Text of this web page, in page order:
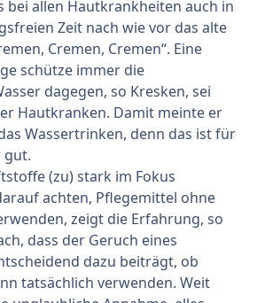
bei allen Hautkrankheiten auch in
Zeit nach wie vor das alte
Cremen, Cremen“. Eine
schütze immer die
dagegen, so Kresken, sei
Hautkranken. Damit meinte er
Wassertrinken, denn das ist für
gut.
(zu) stark im Fokus
achten, Pflegemittel ohne
zeigt die Erfahrung, so
dass der Geruch eines
dazu beiträgt, ob
tatsächlich verwenden. Weit